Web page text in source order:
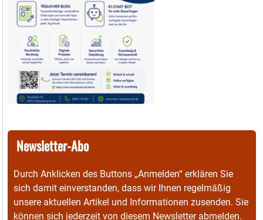
Newsletter-Abo
Durch Anklicken des Buttons „Anmelden“ erklären Sie
sich damit einverstanden, dass wir Ihnen regelmäßig
unsere aktuellen Artikel und Informationen zusenden. Sie
können sich jederzeit von diesem Newsletter abmelden.